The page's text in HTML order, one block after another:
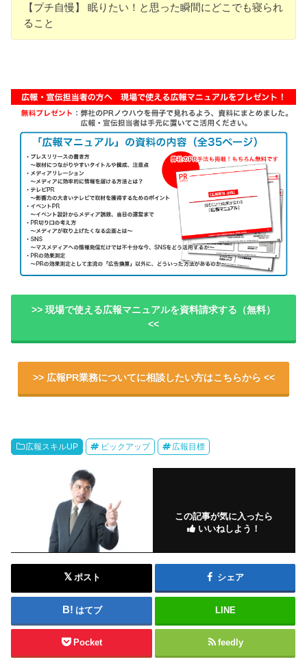
【プチ自慢】 眠りたい！と思った瞬間にどこでも寝られ
ること
>> 現場で使える広報マニュアルを資料請求する（無料）
<<
>> 広報PR業務についてに相談したい方はこちらから <<
広報スキルUP ピックアップ 広報目標
この記事が気に入ったら
いいねしよう！
ポスト シェア
はてブ LINE
Pocket feedly